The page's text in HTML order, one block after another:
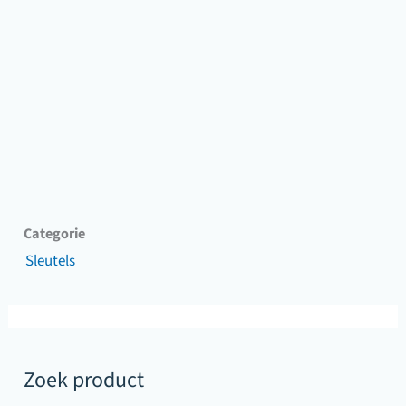
Categorie
Sleutels
Zoek product